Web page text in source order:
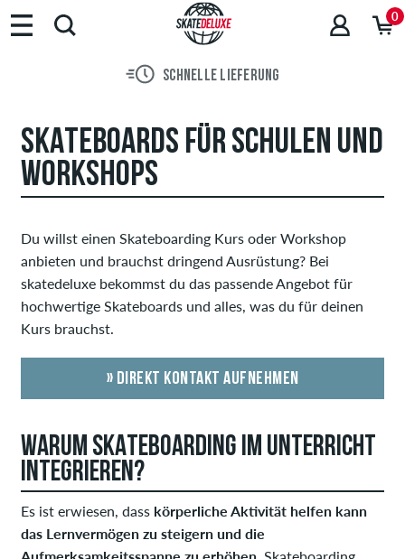
0
SCHNELLE LIEFERUNG
SKATEBOARDS FÜR SCHULEN UND
WORKSHOPS
Du willst einen Skateboarding Kurs oder Workshop
anbieten und brauchst dringend Ausrüstung? Bei
skatedeluxe bekommst du das passende Angebot für
hochwertige Skateboards und alles, was du für deinen
Kurs brauchst.
» DIREKT KONTAKT AUFNEHMEN
WARUM SKATEBOARDING IM UNTERRICHT
INTEGRIEREN?
Es ist erwiesen, dass körperliche Aktivität helfen kann
das Lernvermögen zu steigern und die